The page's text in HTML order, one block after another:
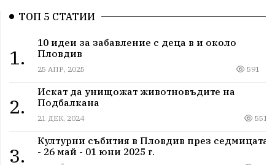
ТОП 5 СТАТИИ
1.
10 идеи за забавление с деца в и около
Пловдив
25 АПР, 2025 591
2.
Искат да унищожат животновъдите на
Подбалкана
21 ДЕК, 2024 551
3.
Културни събития в Пловдив през седмицата
- 26 май - 01 юни 2025 г.